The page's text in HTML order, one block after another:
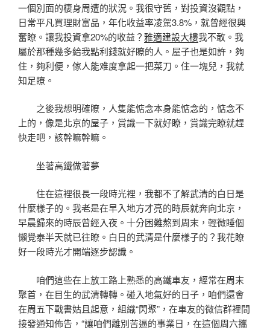
一個別面的棲身周遭的狀況。我很守舊，對投資沒觀點，
日常平凡買理財富品，年化收益率凌駕3.8%，就曾經很興
奮瞭。讓我投資拿20%的收益？雅適建設大樓我不敢。我
屬於那種幾多給我點利錢就好瞭的人。屋子也是如許，夠
住，夠利便，傢人能难度拿起一把菜刀。住一塊兒，我就
知足瞭。
之後我想明確瞭，人隻能惦念本身能惦念的，惦念不
上的，像是北京的屋子，賞識一下就好瞭，賞識完瞭就趕
快走吧，該幹嘛幹嘛。
坐著高鐵做著夢
住在這裡很長一段時光裡，我都不了解武清的白日是
什麼樣子的。我老是在早入地方才亮的時辰就奔向北京，
早晨歸來的時辰曾經入夜。十分困難熬到周末，輕微睡個
懶覺泰半天就已往瞭。白日的武清是什麼樣子的？我花瞭
好一段時光才開端逐步認識。
咱們這些在上放工路上熟悉的高鐵車友，經常在周末
聚首，在目生的武清轉轉。碰入地氣好的日子，咱們還會
在周五下戰書姑且起意，組織“閃聚”，在車友的微信群裡間
接發通知佈告，“讓咱們離別苦逼的事業日，在這個周六攜